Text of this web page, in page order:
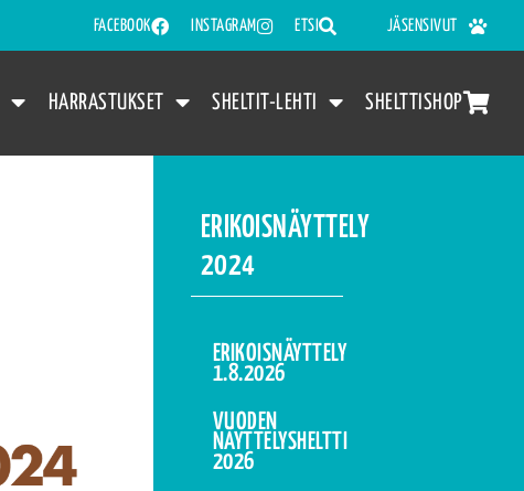
FACEBOOK INSTAGRAM ETSI JÄSENSIVUT
HARRASTUKSET SHELTIT-LEHTI SHELTTISHOP
ERIKOISNÄYTTELY
2024
ERIKOISNÄYTTELY
1.8.2026
VUODEN
NÄYTTELYSHELTTI
2026